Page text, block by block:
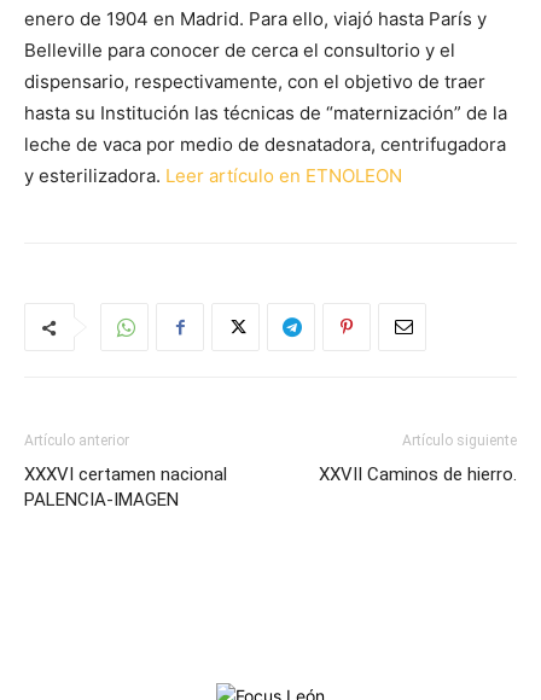
enero de 1904 en Madrid. Para ello, viajó hasta París y
Belleville para conocer de cerca el consultorio y el
dispensario, respectivamente, con el objetivo de traer
hasta su Institución las técnicas de “maternización” de la
leche de vaca por medio de desnatadora, centrifugadora
y esterilizadora. Leer artículo en ETNOLEON
Artículo anterior
XXXVI certamen nacional
PALENCIA-IMAGEN
Artículo siguiente
XXVII Caminos de hierro.